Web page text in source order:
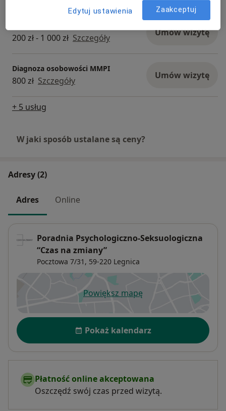
200 zł - 1 000 zł Szczegóły Umów wizytę
Diagnoza osobowości MMPI
800 zł Szczegóły Umów wizytę
+ 5 usług
W jaki sposób ustalane są ceny?
Adresy (2)
Adres Online
Poradnia Psychologiczno-Seksuologiczna
“Czas na zmiany”
Pocztowa 7/31, 59-220 Legnica
Powiększ mapęotwiera się w nowej karcie
Dostępność
Pokaż kalendarz
Płatność online akceptowana
Oszczędź swój czas przed wizytą.
Edytuj ustawienia Zaakceptuj